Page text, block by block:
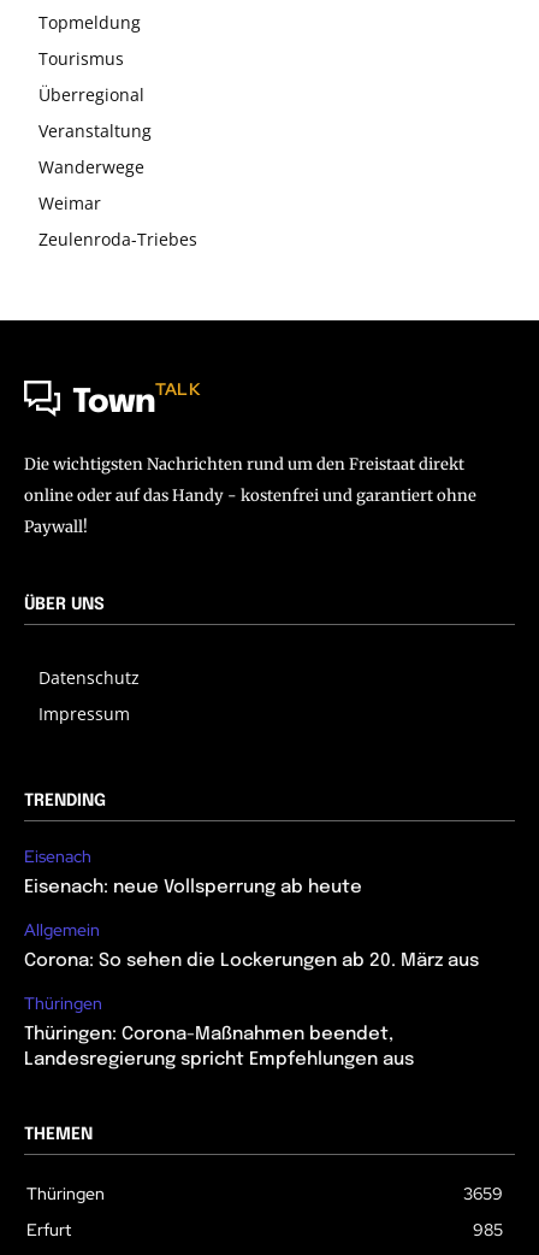
Topmeldung
Tourismus
Überregional
Veranstaltung
Wanderwege
Weimar
Zeulenroda-Triebes
TownTALK
Die wichtigsten Nachrichten rund um den Freistaat direkt
online oder auf das Handy - kostenfrei und garantiert ohne
Paywall!
ÜBER UNS
Datenschutz
Impressum
TRENDING
Eisenach
Eisenach: neue Vollsperrung ab heute
Allgemein
Corona: So sehen die Lockerungen ab 20. März aus
Thüringen
Thüringen: Corona-Maßnahmen beendet,
Landesregierung spricht Empfehlungen aus
THEMEN
Thüringen
3659
Erfurt
985